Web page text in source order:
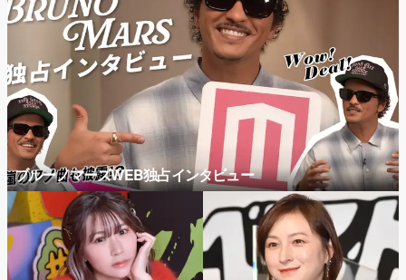
ブルーノマーズWEB独占インタビュー